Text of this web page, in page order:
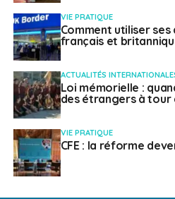
VIE PRATIQUE
Comment utiliser
français et
ACTUALITÉS
Loi mémorielle :
des étrangers à tour
VIE PRATIQUE
CFE : la réforme